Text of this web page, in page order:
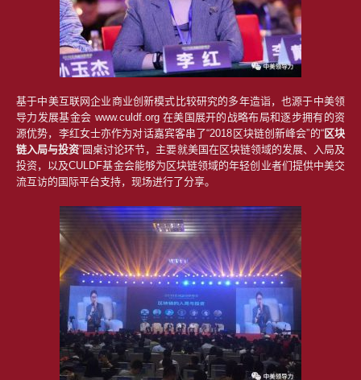
基于中美互联网企业商业创新模式比较研究的多年造诣，也源于中美领
导力发展基金会 www.culdf.org 在美国展开的战略布局和逐步拥有的资
源优势，李红女士亦作为对话嘉宾客串了“2018区块链创新峰会”的“区块
链入局与投资”圆桌讨论环节，主要就美国在区块链领域的发展、入局及
投资，以及CULDF基金会能够为区块链领域的年轻创业者们提供中美交
流互访的国际平台支持，现场进行了分享。